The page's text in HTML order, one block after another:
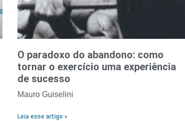
O paradoxo do abandono: como
tornar o exercício uma experiência
de sucesso
Mauro Guiselini
Leia esse artigo »